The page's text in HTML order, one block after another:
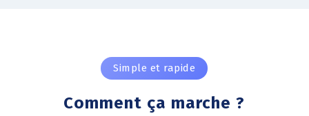
Simple et rapide
Comment ça marche ?